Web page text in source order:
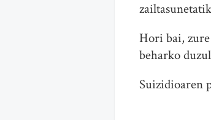
Hori bai,
beharko
Suizidioaren